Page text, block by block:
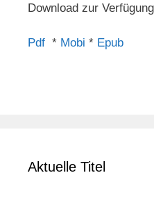
Download zur
Pdf * Mobi * Epub
Aktuelle Titel